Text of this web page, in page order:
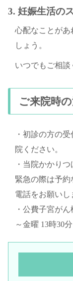
3. 妊娠生活の
心配なことがあ
しょう。
いつでもご相談
ご来院時
・初診の方の
院ください。
・当院かかり
緊急の際は予
電話をお願いし
・公費子宮が
～金曜 13時30分